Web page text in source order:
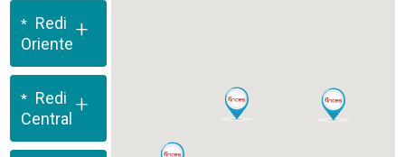
Redi
Oriente
+
Redi
Central
+